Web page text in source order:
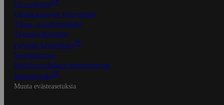
Oiva-raportit
Osuuskauppojen yhteystiedot
Tilaus- ja toimitusehdot
Tietosuojakäytäntö
Palvelun käyttöehdot
Saavutettavuus
Mobiilisovelluksen saavutettavuus
Mainostajalle
Muuta evästeasetuksia